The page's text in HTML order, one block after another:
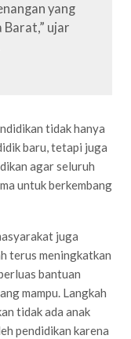
yang
ujar
tidak hanya
baru, tetapi juga
agar seluruh
untuk berkembang
juga
terus meningkatkan
bantuan
mampu. Langkah
tidak ada anak
pendidikan karena